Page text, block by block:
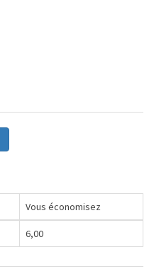
Vous économisez
6,00